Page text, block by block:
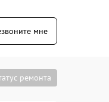
мне
ремонта